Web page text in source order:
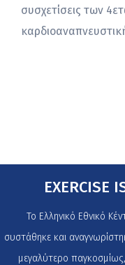
συσχετίσεις των
EXERCISE
Το Ελληνικό Εθνικό
συστάθηκε και
μεγαλύτερο